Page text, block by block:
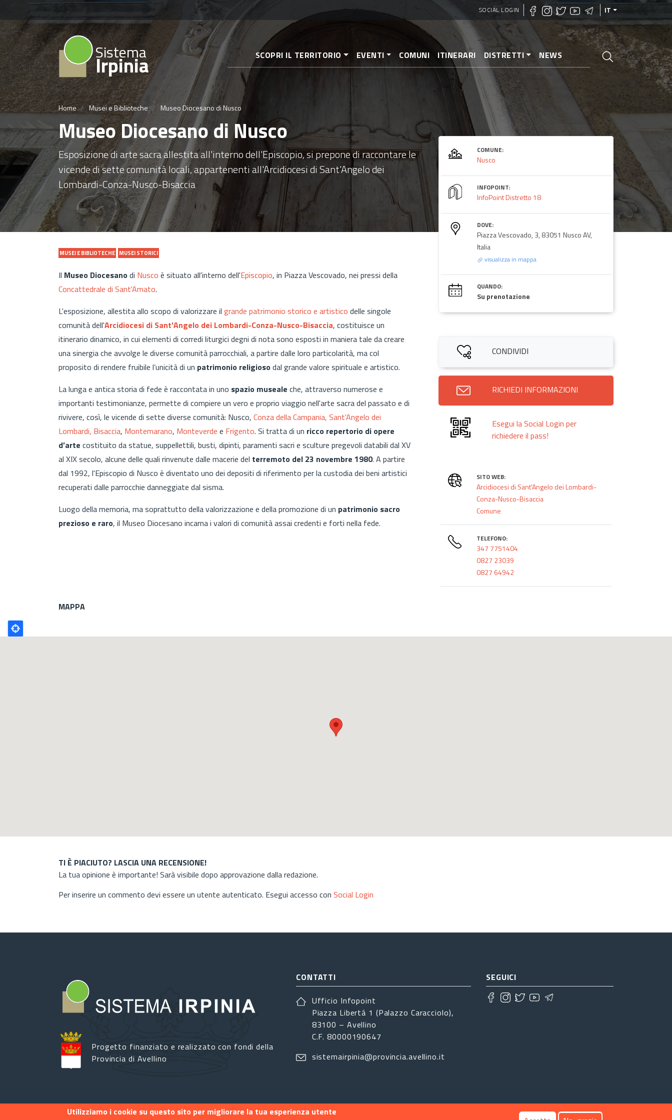
Salta
contenuto
SOCIAL LOGIN IT
Sistema
Irpinia SCOPRI IL TERRITORIO EVENTI COMUNI ITINERARI DISTRETTI NEWS
Home Musei e Biblioteche Museo Diocesano di Nusco
Museo Diocesano di Nusco
Esposizione di arte sacra allestita all'interno dell'Episcopio, si prepone di raccontare le
vicende di sette comunità locali, appartenenti all'Arcidiocesi di Sant'Angelo dei
Lombardi-Conza-Nusco-Bisaccia
MUSEI E BIBLIOTECHE MUSEI STORICI
Il Museo Diocesanodi Nusco è situato all'interno dell'Episcopio, in Piazza Vescovado, nei pressi della
Concattedrale di Sant'Amato.
L'esposizione, allestita allo scopo di valorizzare il grande patrimonio storico e artistico delle singole
comunità dell'Arcidiocesi di Sant'Angelo dei Lombardi-Conza-Nusco-Bisaccia, costituisce un
itinerario dinamico, in cui elementi di corredi liturgici degni di nota sono esposti in maniera tale da creare
una sinergia che avvolge le diverse comunità parrocchiali, a partire dalle loro particolarità, ma col
proposito di rendere fruibile l’unicità di un patrimonio religiosodal grande valore spirituale e artistico.
La lunga e antica storia di fede è raccontata in uno spazio museale che, attraverso numerose e
importanti testimonianze, permette di compiere un vero e proprio viaggio nell'arte sacra del passato e di
rivivere, così, le vicende di sette diverse comunità: Nusco, Conza della Campania, Sant'Angelo dei
Lombardi, Bisaccia, Montemarano, Monteverde e Frigento. Si tratta di un ricco repertorio di opere
d’arte costituito da statue, suppellettili, busti, dipinti, paramenti sacri e sculture pregevoli databili dal XV
al XIX secolo, alcune delle quali rinvenute dalle macerie del terremoto del 23 novembre 1980. A partire
dal 1992, l'Episcopio di Nusco è diventato uno dei depositi di riferimento per la custodia dei beni artistici
recuperati dalle parrocchie danneggiate dal sisma.
Luogo della memoria, ma soprattutto della valorizzazione e della promozione di un patrimonio sacro
prezioso e raro, il Museo Diocesano incarna i valori di comunità assai credenti e forti nella fede.
COMUNE:
Nusco
INFOPOINT:
InfoPoint Distretto 18
DOVE:
Piazza Vescovado, 3, 83051 Nusco AV,
Italia
visualizza in mappa
QUANDO:
Su prenotazione
CONDIVIDI
RICHIEDI INFORMAZIONI
Esegui la Social Login per
richiedere il pass!
SITO WEB:
Arcidiocesi di Sant'Angelo dei Lombardi-
Conza-Nusco-Bisaccia
Comune
TELEFONO:
347 7751404
0827 23039
0827 64942
MAPPA
Poligono
GEO
TI È PIACIUTO? LASCIA UNA RECENSIONE!
La tua opinione è importante! Sarà visibile dopo approvazione dalla redazione.
Per inserire un commento devi essere un utente autenticato. Esegui accesso con Social Login
Progetto finanziato e realizzato con fondi della
Provincia di Avellino
CONTATTI
Ufficio Infopoint
Piazza Libertá 1 (Palazzo Caracciolo),
83100 – Avellino
C.F. 80000190647
sistemairpinia@provincia.avellino.it
SEGUICI
Utilizziamo i cookie su questo sito per migliorare la tua esperienza utente